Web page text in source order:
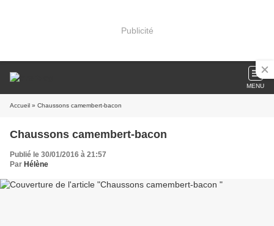
Publicité
MENU
Accueil » Chaussons camembert-bacon
Chaussons camembert-bacon
Publié le 30/01/2016 à 21:57
Par Hélène